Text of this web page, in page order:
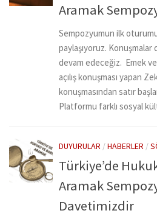
Aramak
Sempozyumun ilk
paylaşıyoruz.
devam edeceğiz. Emek
açılış konuşması yapan
konuşmasından satır
Platformu farklı sosyal
DUYURULAR /HABERLER /
Türkiye’de
Aramak
Davetimizdir